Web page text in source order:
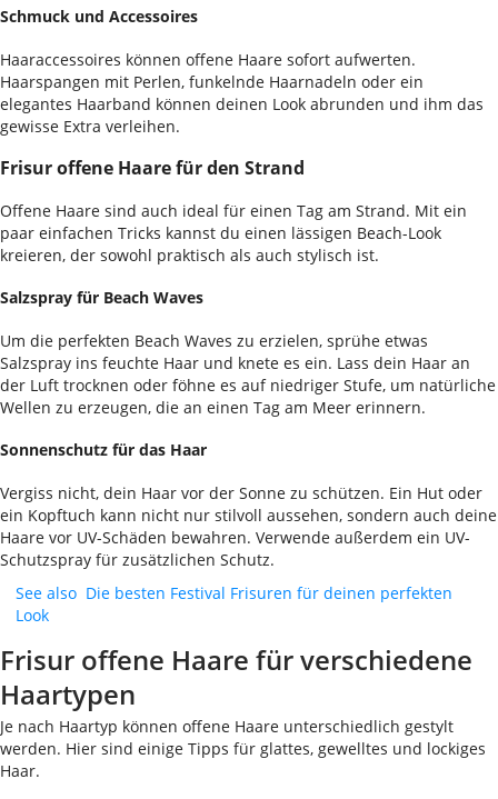
Schmuck und Accessoires
Haaraccessoires können offene Haare sofort aufwerten.
Haarspangen mit Perlen, funkelnde Haarnadeln oder ein
elegantes Haarband können deinen Look abrunden und ihm das
gewisse Extra verleihen.
Frisur offene Haare für den Strand
Offene Haare sind auch ideal für einen Tag am Strand. Mit ein
paar einfachen Tricks kannst du einen lässigen Beach-Look
kreieren, der sowohl praktisch als auch stylisch ist.
Salzspray für Beach Waves
Um die perfekten Beach Waves zu erzielen, sprühe etwas
Salzspray ins feuchte Haar und knete es ein. Lass dein Haar an
der Luft trocknen oder föhne es auf niedriger Stufe, um natürliche
Wellen zu erzeugen, die an einen Tag am Meer erinnern.
Sonnenschutz für das Haar
Vergiss nicht, dein Haar vor der Sonne zu schützen. Ein Hut oder
ein Kopftuch kann nicht nur stilvoll aussehen, sondern auch deine
Haare vor UV-Schäden bewahren. Verwende außerdem ein UV-
Schutzspray für zusätzlichen Schutz.
See also Die besten Festival Frisuren für deinen perfekten
Look
Frisur offene Haare für verschiedene
Haartypen
Je nach Haartyp können offene Haare unterschiedlich gestylt
werden. Hier sind einige Tipps für glattes, gewelltes und lockiges
Haar.